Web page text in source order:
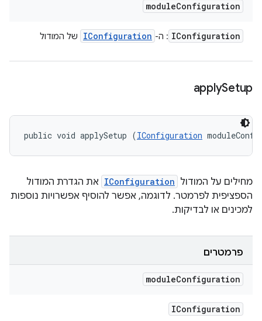
moduleConfiguration
IConfiguration : ה- IConfiguration של המודול
applySetup
public void applySetup (IConfiguration
מחילים על המודול IConfiguration את הגדרת המודול
הספציפית לפרמטר. לדוגמה, אפשר להוסיף אפשרויות נוספות
למכינים או לבדיקות.
פרמטרים
moduleConfiguration
IConfiguration